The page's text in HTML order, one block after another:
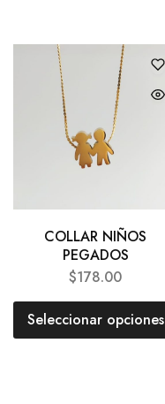
COLLAR NIÑOS
PEGADOS
$178.00
Seleccionar opciones